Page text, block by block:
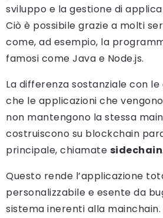
sviluppo e la gestione di
Ciò è possibile grazie a molti
come, ad esempio, la
famosi come Java e Node.js.
La differenza sostanziale con
che le applicazioni che
non mantengono la stessa
costruiscono su blockchain
principale, chiamate sidechain.
Questo rende l’applicazione
personalizzabile e esente da
sistema inerenti alla